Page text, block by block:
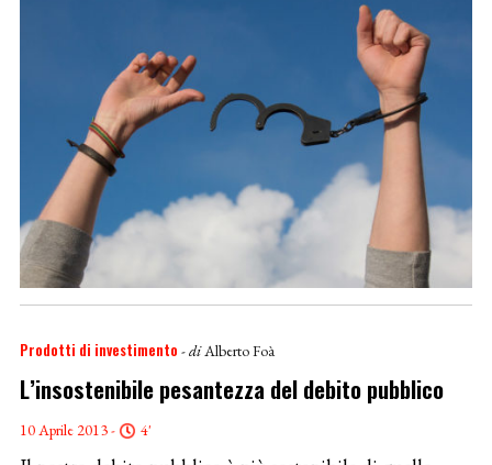
Prodotti di investimento - diAlberto Foà
L’insostenibile pesantezza del debito pubblico
10 Aprile 2013 - 4'